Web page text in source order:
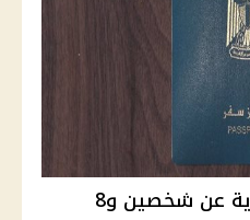
إسقاط الجنسية المصرية عن شخصين و8